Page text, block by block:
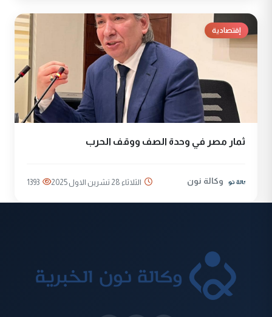
إقتصادية
ثمار مصر في وحدة الصف ووقف الحرب
وكالة نون الثلاثاء 28 تشرين الاول 2025 1393